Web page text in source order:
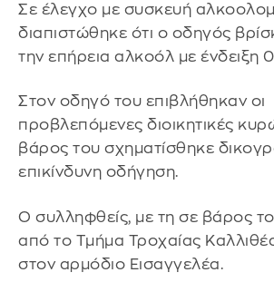
Σε έλεγχο με συσκευή
διαπιστώθηκε ότι ο οδηγός
την επήρεια αλκοόλ με ένδειξη
Στον οδηγό του επιβλήθηκαν οι
προβλεπόμενες διοικητικές
βάρος του σχηματίσθηκε
επικίνδυνη οδήγηση.
Ο συλληφθείς, με τη σε βάρος
από το Τμήμα Τροχαίας
στον αρμόδιο Εισαγγελέα.